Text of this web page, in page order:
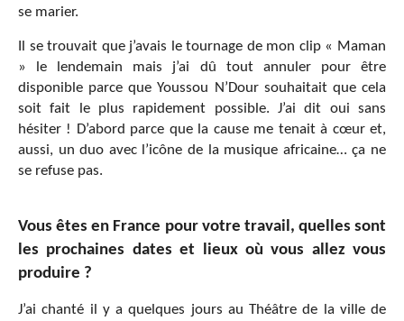
se marier.
Il se trouvait que j’avais le tournage de mon clip « Maman
» le lendemain mais j’ai dû tout annuler pour être
disponible parce que Youssou N’Dour souhaitait que cela
soit fait le plus rapidement possible. J’ai dit oui sans
hésiter ! D’abord parce que la cause me tenait à cœur et,
aussi, un duo avec l’icône de la musique africaine… ça ne
se refuse pas.
Vous êtes en France pour votre travail, quelles sont
les prochaines dates et lieux où vous allez vous
produire ?
J’ai chanté il y a quelques jours au Théâtre de la ville de